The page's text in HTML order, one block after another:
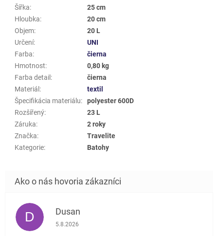
Šířka:
25 cm
Hloubka:
20 cm
Objem:
20 L
Určení:
UNI
Farba:
čierna
Hmotnost:
0,80 kg
Farba detail :
čierna
Materiál :
textil
Špecifikácia materiálu:
polyester 600D
Rozšířený:
23 L
Záruka:
2 roky
Značka:
Travelite
Kategorie: Batohy
D Dusan
Hodnotenie obchodu je 5 z 5 hviezdičiek.
5.8.2026